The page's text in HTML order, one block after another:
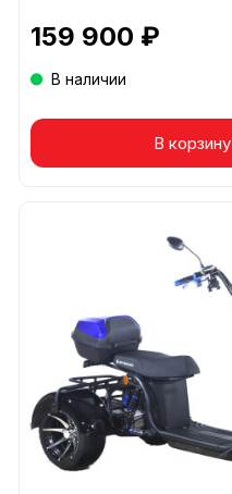
159 900 ₽
В наличии
В корзину